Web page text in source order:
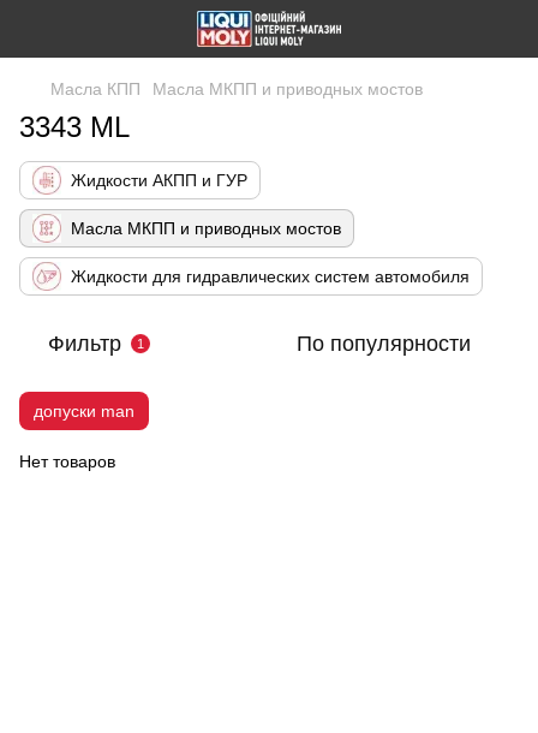
Масла КПП Масла МКПП и приводных мостов
3343 ML
Жидкости АКПП и ГУР
Масла МКПП и приводных мостов
Жидкости для гидравлических систем автомобиля
Фильтр 1 По популярности
допуски man
Нет товаров